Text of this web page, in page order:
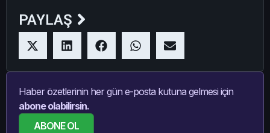
PAYLAŞ
Haber özetlerinin her gün e-posta kutuna gelmesi için
abone olabilirsin.
ABONE OL